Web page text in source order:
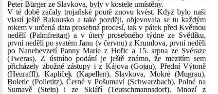
Peter Bürger ze Slavkova, byly v kostele umístěny.
V té době začaly trojaňské poutě znovu kvést. Když bylo naší
vlastí ještě Rakousko a také později, objevovala se tu každým
rokem v určená data prosebná procesí, tak v pátek před Květnou
nedělí (Palmfreitag) a v úterý prosebného týdne ze Světlíku,
první neděli po svatém Janu (v červnu) z Krumlova, první neděli
po Nanebevzetí Panny Marie z Hořic a 15. srpna ze Svéraze
(Tweras). Z ústního podání je ještě známo, že mezitím sem
přicházely zbožné zástupy i z Kájova (Gojau), Přední Výtoně
(Heuraffl), Kapliček (Kapellen), Slavkova, Mokré (Mugrau),
Boletic (Polletitz), Černé v Pošumaví (Schwarzbach), Polné na
Šumavě (Stein) i ze Skláří (Teutschmannsdorf). Mnozí z